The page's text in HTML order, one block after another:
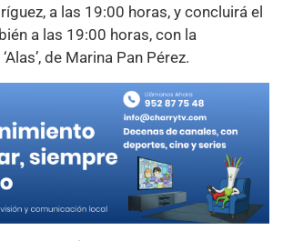
a las 19:00 horas, y concluirá el
a las 19:00 horas, con la
de Marina Pan Pérez.